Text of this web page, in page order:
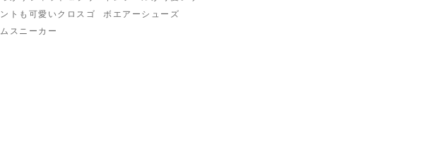
ントも可愛いクロスゴ
ムスニーカー
ボエアーシューズ